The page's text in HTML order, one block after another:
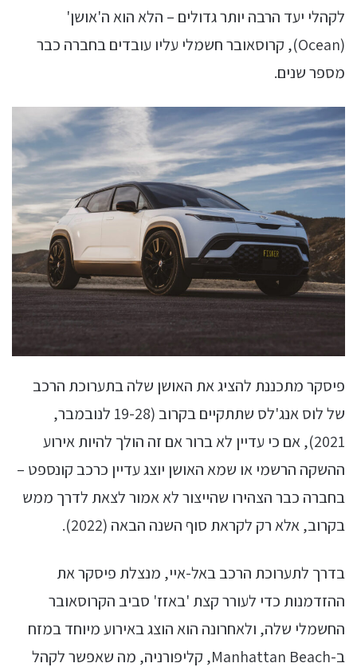
לקהלי יעד הרבה יותר גדולים – הלא הוא ה'אושן'
(Ocean), קרוסאובר חשמלי עליו עובדים בחברה כבר
מספר שנים.
פיסקר מתכננת להציג את האושן שלה בתערוכת הרכב
של לוס אנג'לס שתתקיים בקרוב (19-28 לנובמבר,
2021), אם כי עדיין לא ברור אם זה הולך להיות אירוע
ההשקה הרשמי או שמא האושן יוצג עדיין כרכב קונספט –
בחברה כבר הצהירו שהייצור לא אמור לצאת לדרך ממש
בקרוב, אלא רק לקראת סוף השנה הבאה (2022).
בדרך לתערוכת הרכב באל-איי, מנצלת פיסקר את
ההזדמנות כדי לעורר קצת 'באזז' סביב הקרוסאובר
החשמלי שלה, ולאחרונה הוא הוצג באירוע מיוחד במזח
ב-Manhattan Beach, קליפורניה, מה שאפשר לקהל